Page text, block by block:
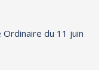
du 11 juin